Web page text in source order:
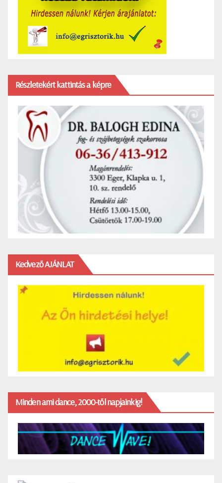
Részletekért kattintás a képre
Kedvező AJÁNLAT
Minden ami dance, 2000-től napjainkig!